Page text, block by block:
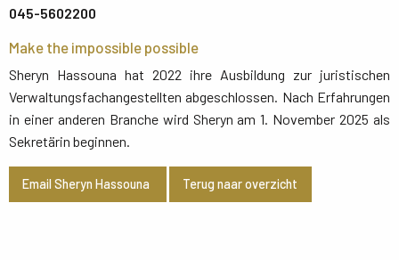
045-5602200
Make the impossible possible
Sheryn Hassouna hat 2022 ihre Ausbildung zur juristischen
Verwaltungsfachangestellten abgeschlossen. Nach Erfahrungen
in einer anderen Branche wird Sheryn am 1. November 2025 als
Sekretärin beginnen.
Email Sheryn Hassouna Terug naar overzicht